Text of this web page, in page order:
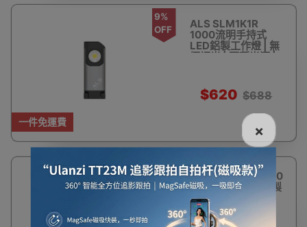
一件免運費
9%
OFF
ALS SLM1K1R
1000流明手持式
LED鋁製工作燈 | 無
極調光 | 兩種光源 |
$620 $688
11%
OFF
ALS SLM351R 350
流明手持式LED鋁製
工作燈 | 無極調光 |
兩種光源 | 4合一掛
扣設計
×